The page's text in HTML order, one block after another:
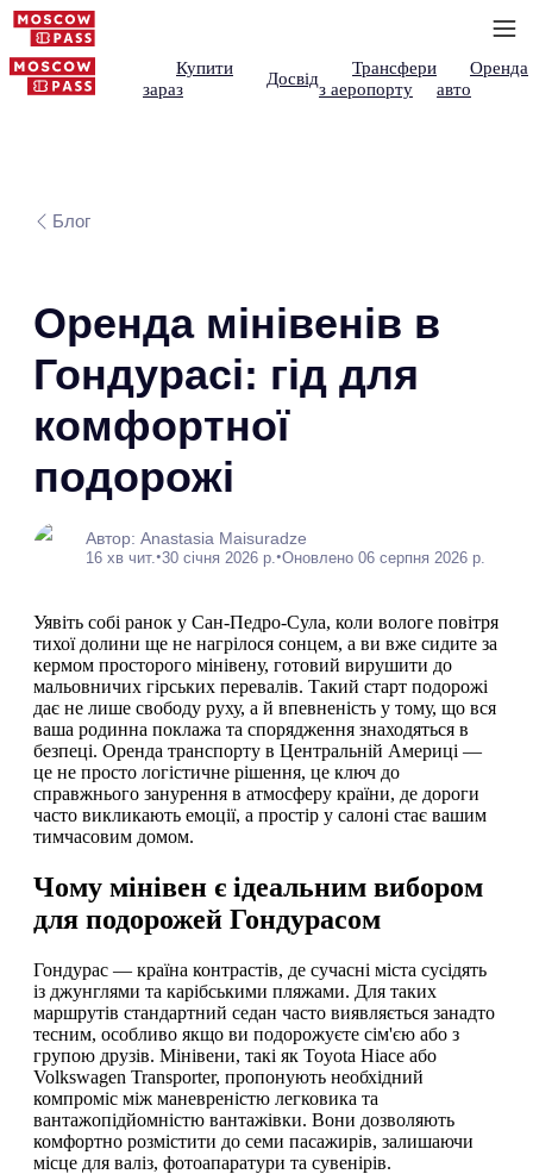
Купити
зараз
Досвід
Трансфери
з аеропорту
Оренда
авто
Блог
Оренда мінівенів в
Гондурасі: гід для
комфортної
подорожі
Автор: Anastasia Maisuradze
16 хв чит. •30 січня 2026 р. •Оновлено 06 серпня 2026 р.
Уявіть собі ранок у Сан-Педро-Сула, коли вологе повітря
тихої долини ще не нагрілося сонцем, а ви вже сидите за
кермом просторого мінівену, готовий вирушити до
мальовничих гірських перевалів. Такий старт подорожі
дає не лише свободу руху, а й впевненість у тому, що вся
ваша родинна поклажа та спорядження знаходяться в
безпеці. Оренда транспорту в Центральній Америці —
це не просто логістичне рішення, це ключ до
справжнього занурення в атмосферу країни, де дороги
часто викликають емоції, а простір у салоні стає вашим
тимчасовим домом.
Чому мінівен є ідеальним вибором
для подорожей Гондурасом
Гондурас — країна контрастів, де сучасні міста сусідять
із джунглями та карібськими пляжами. Для таких
маршрутів стандартний седан часто виявляється занадто
тесним, особливо якщо ви подорожуєте сім'єю або з
групою друзів. Мінівени, такі як Toyota Hiace або
Volkswagen Transporter, пропонують необхідний
компроміс між маневреністю легковика та
вантажопідйомністю вантажівки. Вони дозволяють
комфортно розмістити до семи пасажирів, залишаючи
місце для валіз, фотоапаратури та сувенірів.